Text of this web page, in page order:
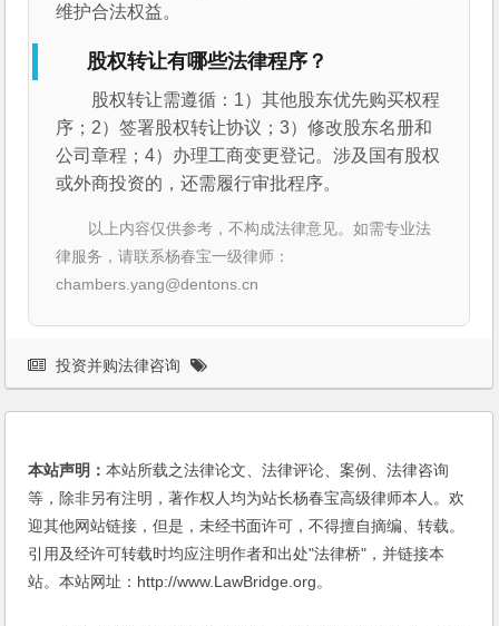
维护合法权益。
股权转让有哪些法律程序？
股权转让需遵循：1）其他股东优先购买权程
序；2）签署股权转让协议；3）修改股东名册和
公司章程；4）办理工商变更登记。涉及国有股权
或外商投资的，还需履行审批程序。
以上内容仅供参考，不构成法律意见。如需专业法
律服务，请联系杨春宝一级律师：
chambers.yang@dentons.cn
投资并购法律咨询
本站声明：本站所载之法律论文、法律评论、案例、法律咨询
等，除非另有注明，著作权人均为站长杨春宝高级律师本人。欢
迎其他网站链接，但是，未经书面许可，不得擅自摘编、转载。
引用及经许可转载时均应注明作者和出处"法律桥"，并链接本
站。本站网址：http://www.LawBridge.org。